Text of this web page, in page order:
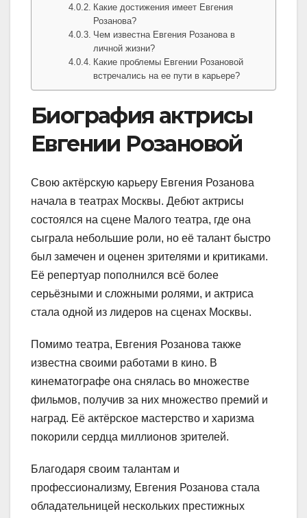
Какие достижения имеет Евгения
Розанова?
Чем известна Евгения Розанова в
личной жизни?
Какие проблемы Евгении Розановой
встречались на ее пути в карьере?
Биография актрисы
Евгении Розановой
Свою актёрскую карьеру Евгения Розанова
начала в театрах Москвы. Дебют актрисы
состоялся на сцене Малого театра, где она
сыграла небольшие роли, но её талант быстро
был замечен и оценен зрителями и критиками.
Её репертуар пополнился всё более
серьёзными и сложными ролями, и актриса
стала одной из лидеров на сценах Москвы.
Помимо театра, Евгения Розанова также
известна своими работами в кино. В
кинематографе она снялась во множестве
фильмов, получив за них множество премий и
наград. Её актёрское мастерство и харизма
покорили сердца миллионов зрителей.
Благодаря своим талантам и
профессионализму, Евгения Розанова стала
обладательницей нескольких престижных